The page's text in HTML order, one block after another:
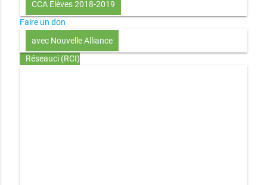
CCA Élèves 2018-2019
Faire un don
avec Nouvelle Alliance
Réseauci (RCI)